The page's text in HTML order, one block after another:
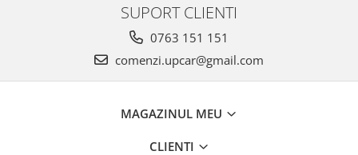
SUPORT CLIENTI
0763 151 151
comenzi.upcar@gmail.com
MAGAZINUL MEU
CLIENTI